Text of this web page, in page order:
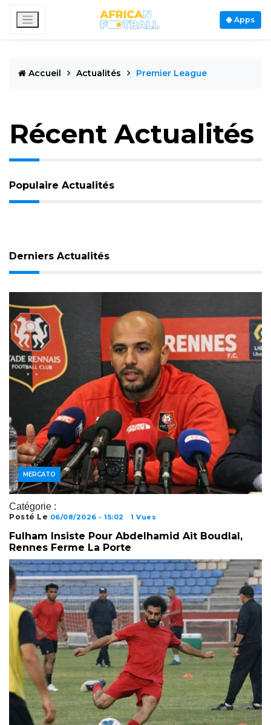
Apps
Accueil Actualités Premier League
Récent Actualités
Populaire Actualités
Derniers Actualités
Catégorie :
JOUEURS
MERCATO
Posté Le 06/08/2026 - 15:02 1 Vues
Fulham Insiste Pour Abdelhamid Ait Boudlal,
Rennes Ferme La Porte